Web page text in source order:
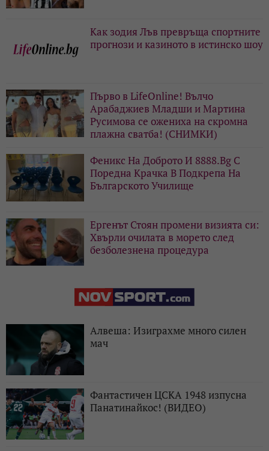
Как зодия Лъв превръща спортните
прогнози и казиното в истинско шоу
Първо в LifeOnline! Вълчо
Арабаджиев Младши и Мартина
Русимова сe oжениха на скромна
плажна сватба! (СНИМКИ)
Феникс На Доброто И 8888.Bg С
Поредна Крачка В Подкрепа На
Българското Училище
Ергенът Стоян промени визията си:
Хвърли очилата в морето след
безболезнена процедура
Алвеша: Изиграхме много силен
мач
Фантастичен ЦСКА 1948 изпусна
Панатинайкос! (ВИДЕО)